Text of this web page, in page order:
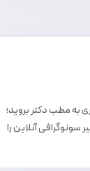
به مطب دکتر بروید؛
آنلاین را